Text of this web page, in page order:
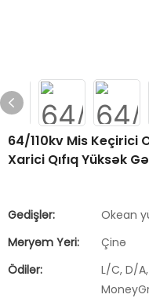
64/110kv Mis Keçirici
Xarici Qıfıq Yüksək
Gedişlər:
Okean
Məryəm Yeri:
Çinə
Ödilər:
L/C, D/